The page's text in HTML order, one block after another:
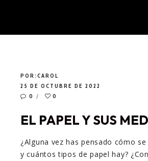
POR:CAROL
25 DE OCTUBRE DE 2022
0
0
EL PAPEL Y SUS
¿Alguna vez has pensado cómo
y cuántos tipos de papel hay?